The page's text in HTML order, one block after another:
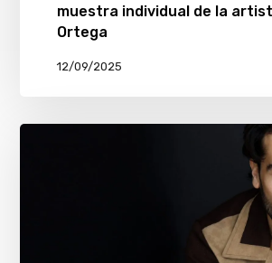
muestra individual de la
Ortega
12/09/2025